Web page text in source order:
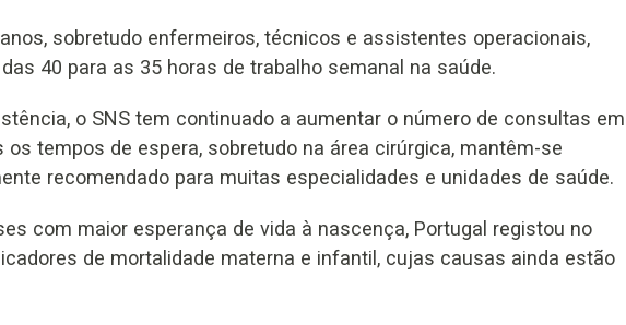
sobretudo enfermeiros, técnicos e assistentes operacionais,
40 para as 35 horas de trabalho semanal na saúde.
o SNS tem continuado a aumentar o número de consultas em
tempos de espera, sobretudo na área cirúrgica, mantêm-se
recomendado para muitas especialidades e unidades de saúde.
com maior esperança de vida à nascença, Portugal registou no
de mortalidade materna e infantil, cujas causas ainda estão